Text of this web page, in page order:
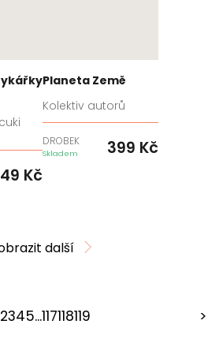
Kč
Planeta Země
Kolektiv autorů
DROBEK
Skladem 399 Kč
další
2345...117118119 >